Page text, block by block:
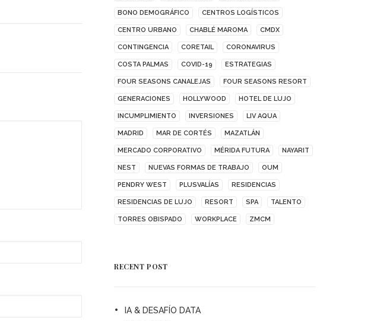
BONO DEMOGRÁFICO CENTROS LOGÍSTICOS
CENTRO URBANO CHABLÉ MAROMA CMDX
CONTINGENCIA CORETAIL CORONAVIRUS
COSTA PALMAS COVID-19 ESTRATEGIAS
FOUR SEASONS CANALEJAS FOUR SEASONS RESORT
GENERACIONES HOLLYWOOD HOTEL DE LUJO
INCUMPLIMIENTO INVERSIONES LIV AQUA
MADRID MAR DE CORTÉS MAZATLÁN
MERCADO CORPORATIVO MÉRIDA FUTURA NAYARIT
NEST NUEVAS FORMAS DE TRABAJO OUM
PENDRY WEST PLUSVALÍAS RESIDENCIAS
RESIDENCIAS DE LUJO RESORT SPA TALENTO
TORRES OBISPADO WORKPLACE ZMCM
RECENT POST
IA & DESAFÍO DATA